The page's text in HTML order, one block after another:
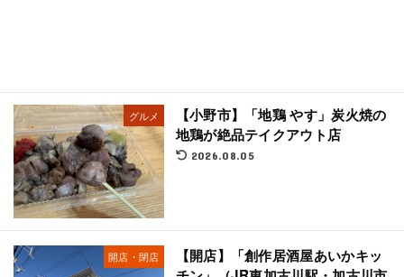
グルメ
【小野市】「地鶏 やす」炭火焼の
地鶏が絶品テイクアウト店
2026.08.05
開店・閉店
【開店】「創作居酒屋あいかキッ